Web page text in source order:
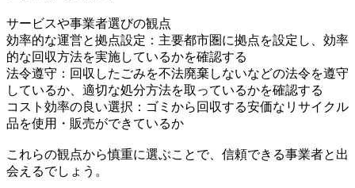
サービスや事業者選びの観点
効率的な運営と拠点設定：主要都市圏に拠点を設定し、効率
的な回収方法を実施しているかを確認する
法令遵守：回収したごみを不法廃棄しないなどの法令を遵守
しているか、適切な処分方法を取っているかを確認する
コスト効率の良い選択：ゴミから回収する安価なリサイクル
品を使用・販売ができているか
これらの観点から慎重に選ぶことで、信頼できる事業者と出
会えるでしょう。